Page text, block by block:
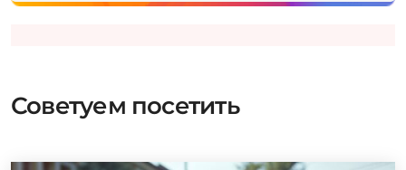
Советуем посетить